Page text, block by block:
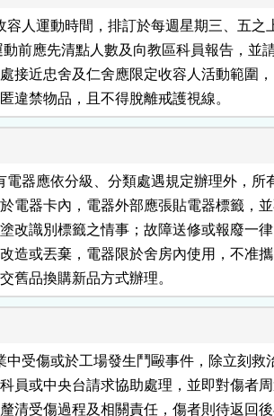
容人運動時間，排訂於每週星期三、五之
運動前應先清點人數及向教區科員報告，並
處接近忠舍及仁舍應限定收容人活動範圍
匿違禁物品，且不得脫離戒護視線。
電器應依分級、分類處遇規定辦理外，所
於電器卡內，電器外部應張貼電器標籤，
塗改識別標籤之情事；故障送修或報廢一
改造或丟棄，電器限於舍房內使用，不准
交舊品換購新品方式辦理。
中受傷或於工場發生鬥毆事件，除立刻救
科員或中央台請求協助處理，並即對傷者
釐清受傷過程及相關責任，傷者則待返回